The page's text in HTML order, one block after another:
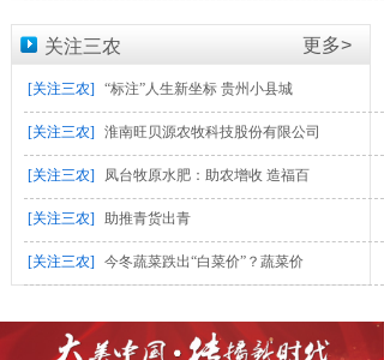
更多>
关注三农
[关注三农] “标注”人生新坐标 贵州小县城
[关注三农] 淮南旺贝源农牧科技股份有限公司
[关注三农] 凤台牧原水肥：助农增收 造福百
[关注三农] 助推青货出青
[关注三农] 今冬蔬菜跌出“白菜价”？蔬菜价